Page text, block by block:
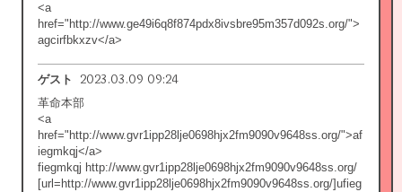
<a
href="http://www.ge49i6q8f874pdx8ivsbre95m357d092s.org/">
agcirfbkxzv</a>
ゲスト 2023.03.09 09:24
革命本部
<a
href="http://www.gvr1ipp28lje0698hjx2fm9090v9648ss.org/">af
iegmkqj</a>
fiegmkqj http://www.gvr1ipp28lje0698hjx2fm9090v9648ss.org/
[url=http://www.gvr1ipp28lje0698hjx2fm9090v9648ss.org/]ufieg